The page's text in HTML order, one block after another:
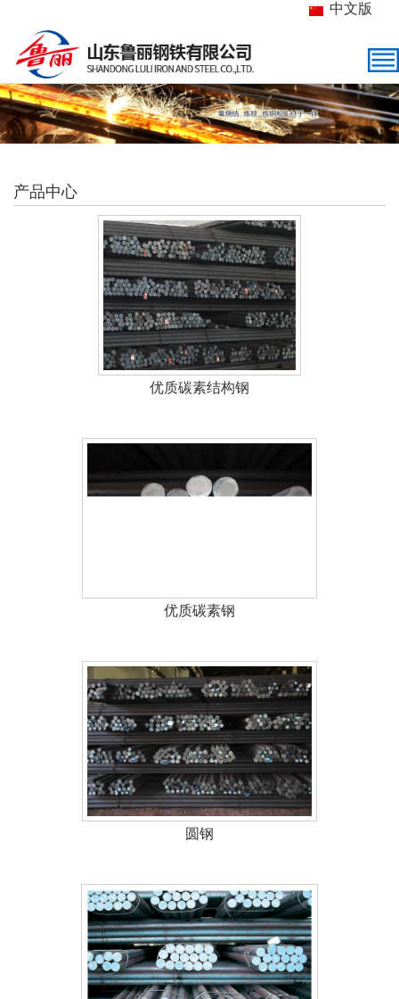
中文版
产品中心
优质碳素结构钢
优质碳素钢
圆钢